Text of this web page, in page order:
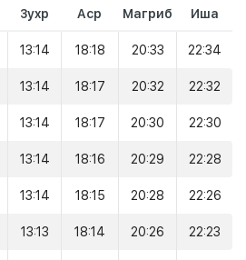
Зухр Аср Магриб Иша
13:14 18:18 20:33 22:34
13:14 18:17 20:32 22:32
13:14 18:17 20:30 22:30
13:14 18:16 20:29 22:28
13:14 18:15 20:28 22:26
13:13 18:14 20:26 22:23